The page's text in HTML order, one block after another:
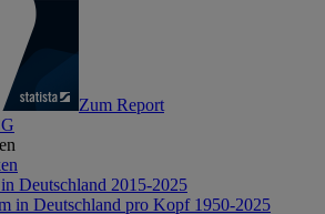
Zum Report
Deutschland 2015-2025
in Deutschland pro Kopf 1950-2025